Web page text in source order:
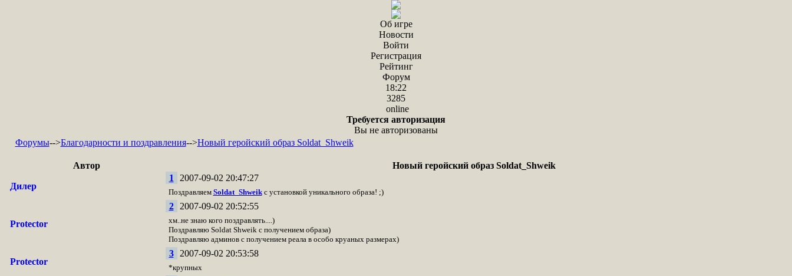
Об игре
Новости
Войти
Регистрация
Рейтинг
Форум
18:22
3285
online
Требуется авторизация
Вы не авторизованы
Форумы-->Благодарности и поздравления-->Новый геройский образ Soldat_Shweik
Автор Новый геройский образ Soldat_Shweik
Дилер
1 2007-09-02 20:47:27
Поздравляем Soldat_Shweikс установкой уникального образа! ;)
Protector
2 2007-09-02 20:52:55
хм..не знаю кого поздравлять....)
Поздравляю Soldat Shweik с получением образа)
Поздравляю админов с получением реала в особо круаных размерах)
Protector
3 2007-09-02 20:53:58
*крупных